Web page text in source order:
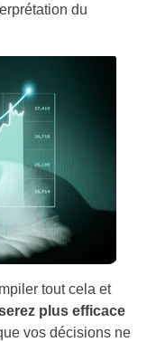
du
tout cela et
plus efficace
vos décisions ne